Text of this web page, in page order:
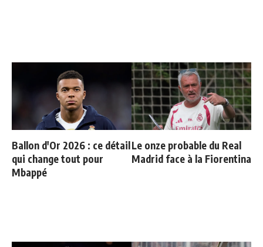
Ballon d'Or 2026 : ce détail
qui change tout pour
Mbappé
Le onze probable du Real
Madrid face à la Fiorentina